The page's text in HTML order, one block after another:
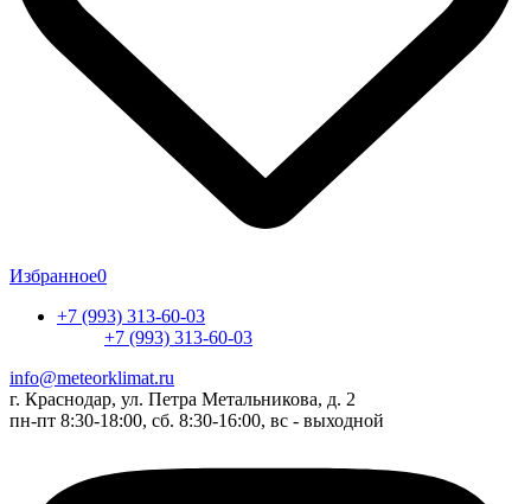
Избранное0
+7 (993) 313-60-03
+7 (993) 313-60-03
info@meteorklimat.ru
г. Краснодар, ул. Петра Метальникова, д. 2
пн-пт 8:30-18:00, сб. 8:30-16:00, вс - выходной